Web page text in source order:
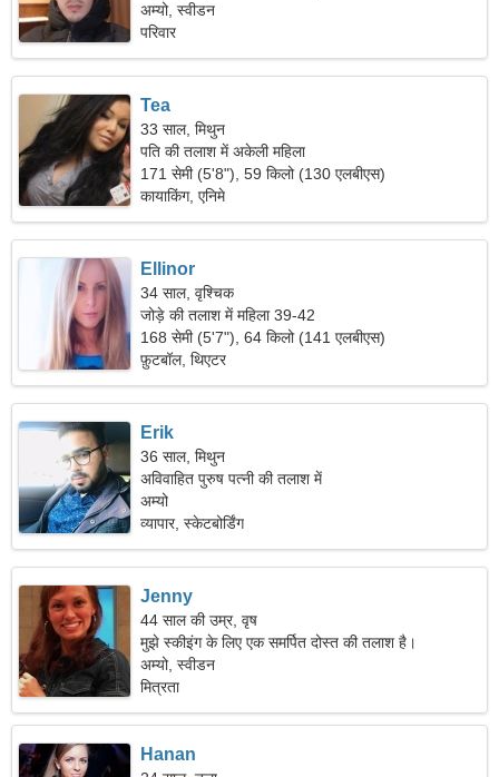
अम्यो, स्वीडन
परिवार
Tea
33 साल, मिथुन
पति की तलाश में अकेली महिला
171 सेमी (5'8"), 59 किलो (130 एलबीएस)
कायाकिंग, एनिमे
Ellinor
34 साल, वृश्चिक
जोड़े की तलाश में महिला 39-42
168 सेमी (5'7"), 64 किलो (141 एलबीएस)
फ़ुटबॉल, थिएटर
Erik
36 साल, मिथुन
अविवाहित पुरुष पत्नी की तलाश में
अम्यो
व्यापार, स्केटबोर्डिंग
Jenny
44 साल की उम्र, वृष
मुझे स्कीइंग के लिए एक समर्पित दोस्त की तलाश है।
अम्यो, स्वीडन
मित्रता
Hanan